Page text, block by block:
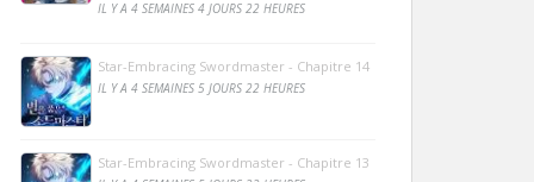
IL Y A 4 SEMAINES 4 JOURS 22 HEURES
Star-Embracing Swordmaster - Chapitre 14
IL Y A 4 SEMAINES 5 JOURS 22 HEURES
Star-Embracing Swordmaster - Chapitre 13